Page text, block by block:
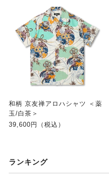
和柄 京友禅アロハシャツ ＜薬
玉/白茶＞
39,600円（税込）
ランキング